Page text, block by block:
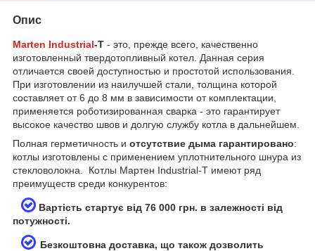
Опис
Marten Industrial-T - это, прежде всего, качественно
изготовленный твердотопливный котел. Данная серия
отличается своей доступностью и простотой использования.
При изготовлении из наилучшей стали, толщина которой
составляет от 6 до 8 мм в зависимости от комплектации,
применяется роботизированная сварка - это гарантирует
высокое качество швов и долгую службу котла в дальнейшем.
Полная герметичность и отсутствие дыма гарантировано:
котлы изготовлены с применением уплотнительного шнура из
стекловолокна. Котлы Мартен Industrial-T имеют ряд
преимуществ среди конкурентов:
Вартість стартує від 76 000 грн. в залежності від
потужності.
Безкоштовна доставка, що також дозволить